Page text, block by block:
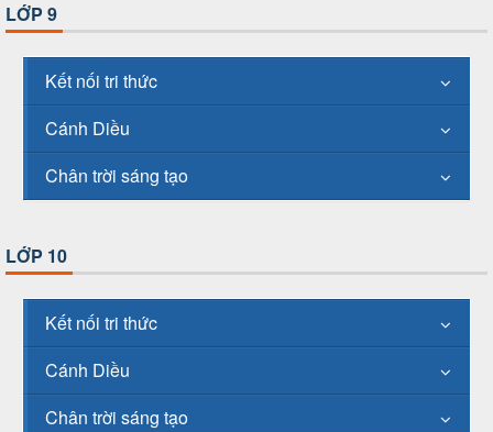
LỚP 9
Kết nối tri thức
Cánh Diều
Chân trời sáng tạo
LỚP 10
Kết nối tri thức
Cánh Diều
Chân trời sáng tạo